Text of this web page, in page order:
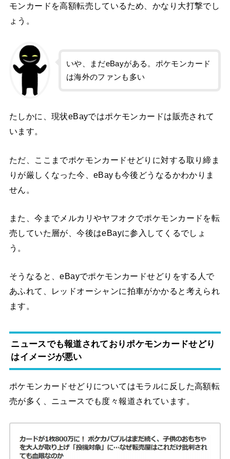
モンカードを高額転売しているため、かなり大打撃でし
ょう。
いや、まだeBayがある。ポケモンカード
は海外のファンも多い
たしかに、現状eBayではポケモンカードは販売されて
います。
ただ、ここまでポケモンカードせどりに対する取り締ま
りが厳しくなった今、eBayも今後どうなるかわかりま
せん。
また、今までメルカリやヤフオクでポケモンカードを転
売していた層が、今後はeBayに参入してくるでしょ
う。
そうなると、eBayでポケモンカードせどりをする人で
あふれて、レッドオーシャンに拍車がかかると考えられ
ます。
ニュースでも報道されておりポケモンカードせどり
はイメージが悪い
ポケモンカードせどりについてはモラルに反した高額転
売が多く、ニュースでも度々報道されています。